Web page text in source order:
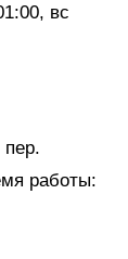
вс
пер.
работы: